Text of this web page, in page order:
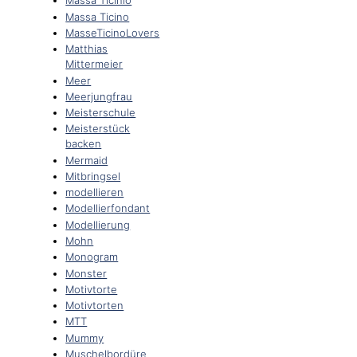
Massa Ticino
MasseTicinoLovers
Matthias
Mittermeier
Meer
Meerjungfrau
Meisterschule
Meisterstück
backen
Mermaid
Mitbringsel
modellieren
Modellierfondant
Modellierung
Mohn
Monogram
Monster
Motivtorte
Motivtorten
MTT
Mummy
Muschelbordüre